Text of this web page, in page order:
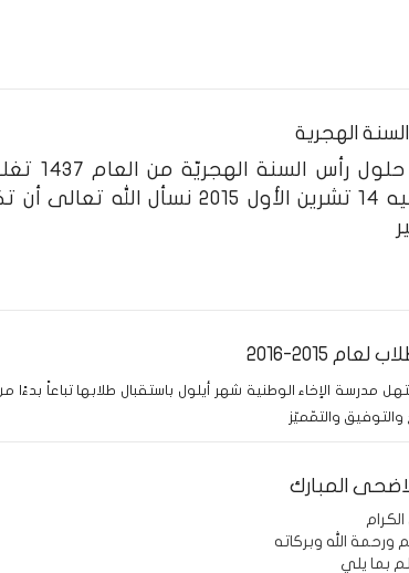
الهجرية
الواقع فيه 14 تشرين الأول
2015-2016
مدرسة الإخاء الوطنية شهر أيلول باستقبال طلابها تباعاً
والتوفيق والتمّميّز
المبارك
بما يلي